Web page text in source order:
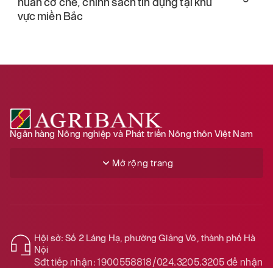
vực miền Bắc
Ngân hàng Nông nghiệp và Phát triển Nông thôn Việt Nam
Mở rộng trang
Hội sở: Số 2 Láng Hạ, phường Giảng Võ, thành phố Hà
Nội
Sđt tiếp nhận: 1900558818/024.3205.3205để nhận